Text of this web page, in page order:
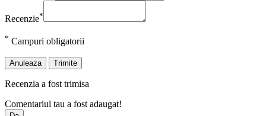
Recenzie*
* Campuri obligatorii
Anuleaza Trimite
Recenzia a fost trimisa
Comentariul tau a fost adaugat!